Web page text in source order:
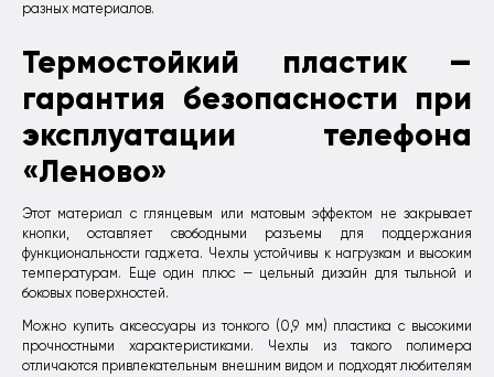
разных материалов.
Термостойкий пластик —
гарантия безопасности при
эксплуатации телефона
«Леново»
Этот материал с глянцевым или матовым эффектом не закрывает
кнопки, оставляет свободными разъемы для поддержания
функциональности гаджета. Чехлы устойчивы к нагрузкам и высоким
температурам. Еще один плюс — цельный дизайн для тыльной и
боковых поверхностей.
Можно купить аксессуары из тонкого (0,9 мм) пластика с высокими
прочностными характеристиками. Чехлы из такого полимера
отличаются привлекательным внешним видом и подходят любителям